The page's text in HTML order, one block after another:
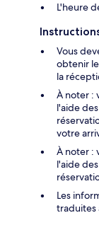
L'heure
Vous
obtenir
la
À noter :
l'aide
votre
À noter :
l'aide
Les
traduites